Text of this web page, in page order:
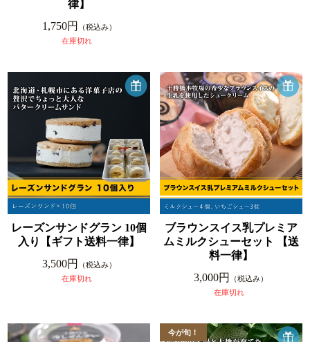
律】
1,750円
（税込み）
在庫切れ
レーズンサンドグラン 10個
入り【ギフト送料一律】
3,500円
（税込み）
在庫切れ
ブラウンスイス乳プレミア
ムミルクシューセット 【送
料一律】
3,000円
（税込み）
在庫切れ